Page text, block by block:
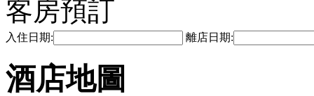
客房預訂
入住日期: 離店日期:
酒店地圖